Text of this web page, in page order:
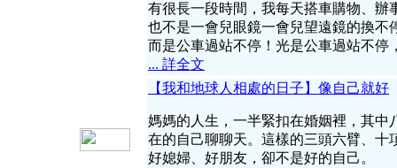
有很長一段時間，我每天搭車購物、
也不是一會兒眼鏡一會兒望遠鏡的換
而是公車過站不停！光是公車過站不
... 詳全文
【我和地球人相處的日子】像自己就好
媽媽的人生，一半緊扣在婚姻裡，其
在的自己聊聊天。這樣的三頭六臂、
好媳婦、好朋友，卻不是好的自己。